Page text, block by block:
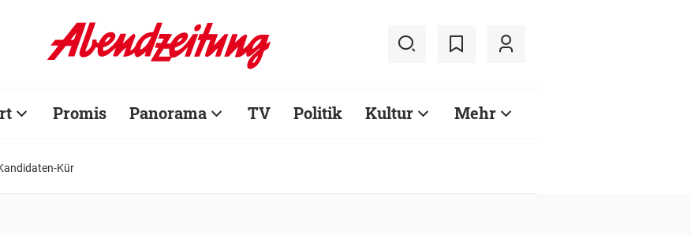
Promis Panorama TV Politik Kultur Mehr
Kür